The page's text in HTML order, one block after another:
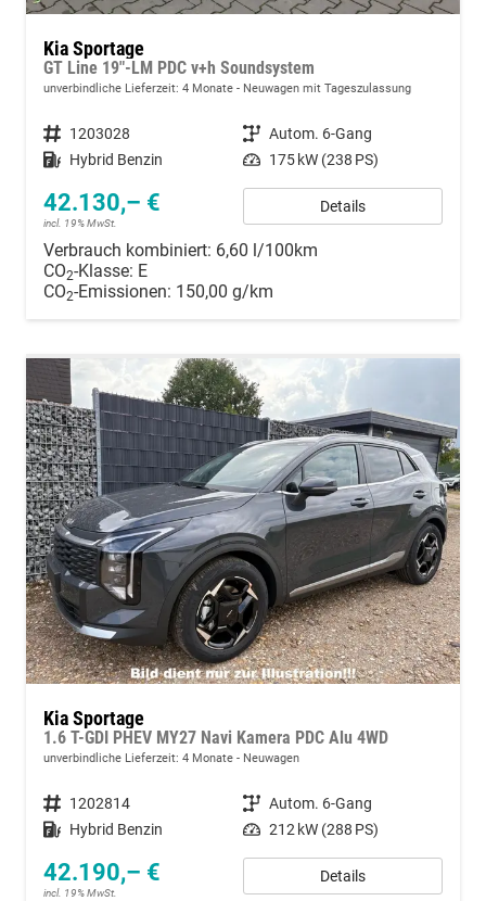
Kia Sportage
GT Line 19"-LM PDC v+h Soundsystem
unverbindliche Lieferzeit: 4 Monate Neuwagen mit Tageszulassung
Fahrzeugnummer 1203028 Getriebe Autom. 6-Gang
Kraftstoff Hybrid Benzin Leistung 175 kW (238 PS)
42.130,– €
incl. 19% MwSt.
Details
Verbrauch kombiniert: 6,60 l/100km
CO2-Klasse: E
CO2-Emissionen: 150,00 g/km
Kia Sportage
1.6 T-GDI PHEV MY27 Navi Kamera PDC Alu 4WD
unverbindliche Lieferzeit: 4 Monate Neuwagen
Fahrzeugnummer 1202814 Getriebe Autom. 6-Gang
Kraftstoff Hybrid Benzin Leistung 212 kW (288 PS)
42.190,– €
incl. 19% MwSt.
Details